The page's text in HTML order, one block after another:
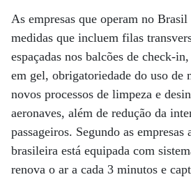
As empresas que operam no Brasil
medidas que incluem filas
espaçadas nos balcões de check-
em gel, obrigatoriedade do uso de
novos processos de limpeza e
aeronaves, além de redução da
passageiros. Segundo as empresas
brasileira está equipada com
renova o ar a cada 3 minutos e